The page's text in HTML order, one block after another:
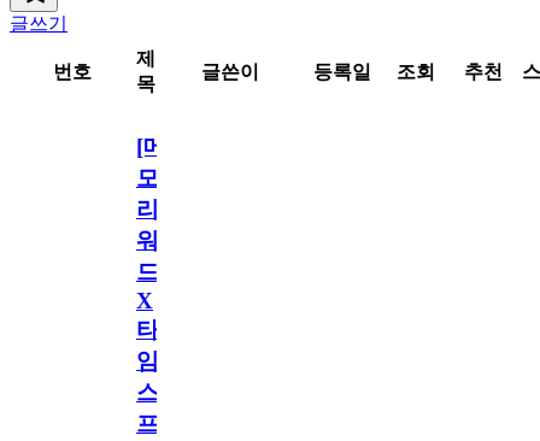
글쓰기
번호
제
목
글쓴이 등록일 조회 추천
[메
모
리
워
드
X
타
임
스
프